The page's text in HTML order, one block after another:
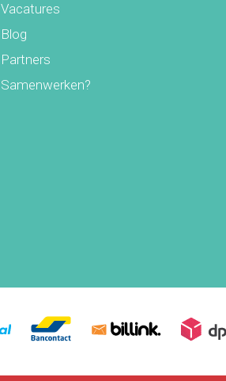
Vacatures
Blog
Partners
Samenwerken?